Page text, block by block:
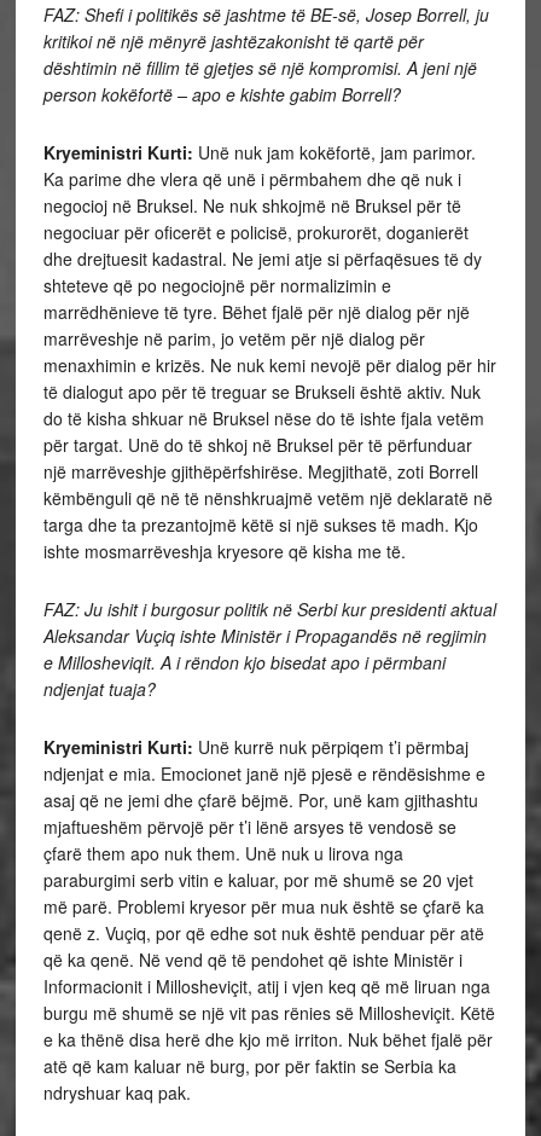
FAZ: Shefi i politikës së jashtme të BE-së, Josep Borrell, ju
kritikoi në një mënyrë jashtëzakonisht të qartë për
dështimin në fillim të gjetjes së një kompromisi. A jeni një
person kokëfortë – apo e kishte gabim Borrell?
Kryeministri Kurti: Unë nuk jam kokëfortë, jam parimor.
Ka parime dhe vlera që unë i përmbahem dhe që nuk i
negocioj në Bruksel. Ne nuk shkojmë në Bruksel për të
negociuar për oficerët e policisë, prokurorët, doganierët
dhe drejtuesit kadastral. Ne jemi atje si përfaqësues të dy
shteteve që po negociojnë për normalizimin e
marrëdhënieve të tyre. Bëhet fjalë për një dialog për një
marrëveshje në parim, jo vetëm për një dialog për
menaxhimin e krizës. Ne nuk kemi nevojë për dialog për hir
të dialogut apo për të treguar se Brukseli është aktiv. Nuk
do të kisha shkuar në Bruksel nëse do të ishte fjala vetëm
për targat. Unë do të shkoj në Bruksel për të përfunduar
një marrëveshje gjithëpërfshirëse. Megjithatë, zoti Borrell
këmbënguli që në të nënshkruajmë vetëm një deklaratë në
targa dhe ta prezantojmë këtë si një sukses të madh. Kjo
ishte mosmarrëveshja kryesore që kisha me të.
FAZ: Ju ishit i burgosur politik në Serbi kur presidenti aktual
Aleksandar Vuçiq ishte Ministër i Propagandës në regjimin
e Millosheviqit. A i rëndon kjo bisedat apo i përmbani
ndjenjat tuaja?
Kryeministri Kurti: Unë kurrë nuk përpiqem t’i përmbaj
ndjenjat e mia. Emocionet janë një pjesë e rëndësishme e
asaj që ne jemi dhe çfarë bëjmë. Por, unë kam gjithashtu
mjaftueshëm përvojë për t’i lënë arsyes të vendosë se
çfarë them apo nuk them. Unë nuk u lirova nga
paraburgimi serb vitin e kaluar, por më shumë se 20 vjet
më parë. Problemi kryesor për mua nuk është se çfarë ka
qenë z. Vuçiq, por që edhe sot nuk është penduar për atë
që ka qenë. Në vend që të pendohet që ishte Ministër i
Informacionit i Millosheviçit, atij i vjen keq që më liruan nga
burgu më shumë se një vit pas rënies së Millosheviçit. Këtë
e ka thënë disa herë dhe kjo më irriton. Nuk bëhet fjalë për
atë që kam kaluar në burg, por për faktin se Serbia ka
ndryshuar kaq pak.